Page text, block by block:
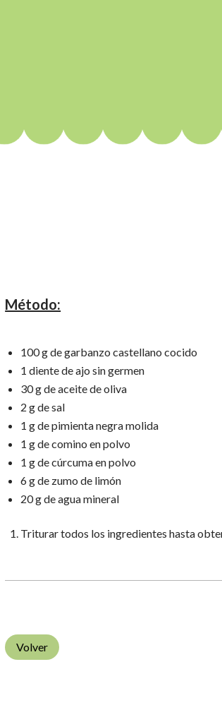
Método:
100 g de garbanzo castellano cocido
1 diente de ajo sin germen
30 g de aceite de oliva
2 g de sal
1 g de pimienta negra molida
1 g de comino en polvo
1 g de cúrcuma en polvo
6 g de zumo de limón
20 g de agua mineral
Triturar todos los ingredientes hasta
Volver